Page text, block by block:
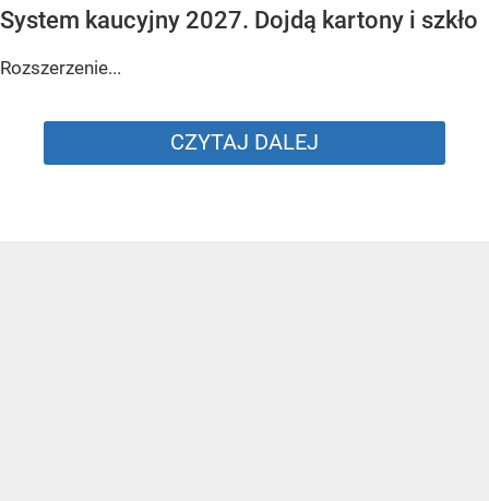
System kaucyjny 2027. Dojdą kartony i szkło
Rozszerzenie...
CZYTAJ DALEJ